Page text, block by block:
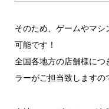
そのため、ゲームやマ
可能です！
全国各地方の店舗様につ
ラーがご担当致しますの